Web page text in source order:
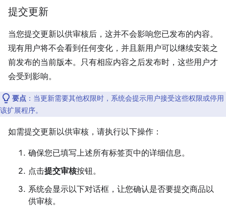
提交更新
当您提交更新以供审核后，这并不会影响您已发布的内容。
现有用户将不会看到任何变化，并且新用户可以继续安装之
前发布的当前版本。只有相应内容之后发布时，这些用户才
会受到影响。
要点 ：当更新需要其他权限时，系统会提示用户接受这些权限或停用
该扩展程序。
如需提交更新以供审核，请执行以下操作：
确保您已填写上述所有标签页中的详细信息。
点击提交审核按钮。
系统会显示以下对话框，让您确认是否要提交商品以
供审核。